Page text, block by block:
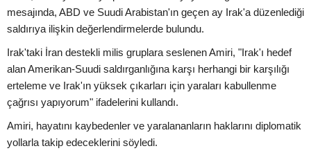
mesajında, ABD ve Suudi Arabistan'ın geçen ay Irak'a düzenlediği
saldırıya ilişkin değerlendirmelerde bulundu.
Irak'taki İran destekli milis gruplara seslenen Amiri, "Irak'ı hedef
alan Amerikan-Suudi saldırganlığına karşı herhangi bir karşılığı
erteleme ve Irak'ın yüksek çıkarları için yaraları kabullenme
çağrısı yapıyorum" ifadelerini kullandı.
Amiri, hayatını kaybedenler ve yaralananların haklarını diplomatik
yollarla takip edeceklerini söyledi.